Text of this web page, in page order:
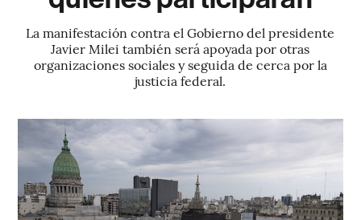
La manifestación contra el Gobierno del presidente
Javier Milei también será apoyada por otras
organizaciones sociales y seguida de cerca por la
justicia federal.